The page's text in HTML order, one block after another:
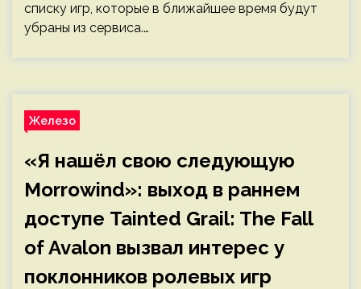
списку игр, которые в ближайшее время будут
убраны из сервиса.…
Железо
«Я нашёл свою следующую
Morrowind»: выход в раннем
доступе Tainted Grail: The Fall
of Avalon вызвал интерес у
поклонников ролевых игр